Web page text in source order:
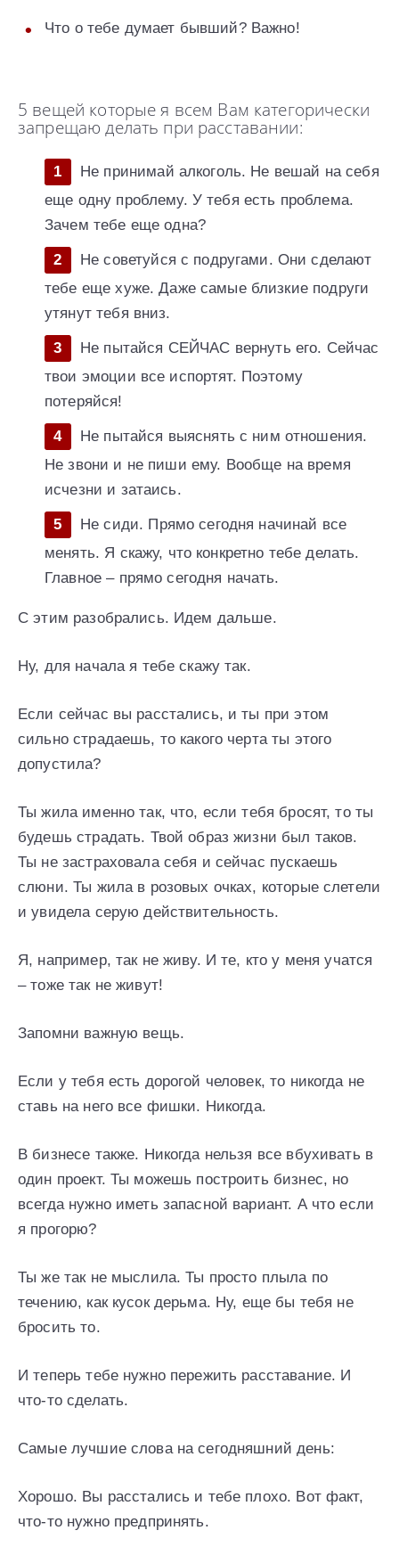
Что о тебе думает бывший? Важно!
5 вещей которые я всем Вам категорически
запрещаю делать при расставании:
Не принимай алкоголь. Не вешай на себя
еще одну проблему. У тебя есть проблема.
Зачем тебе еще одна?
Не советуйся с подругами. Они сделают
тебе еще хуже. Даже самые близкие подруги
утянут тебя вниз.
Не пытайся СЕЙЧАС вернуть его. Сейчас
твои эмоции все испортят. Поэтому
потеряйся!
Не пытайся выяснять с ним отношения.
Не звони и не пиши ему. Вообще на время
исчезни и затаись.
Не сиди. Прямо сегодня начинай все
менять. Я скажу, что конкретно тебе делать.
Главное – прямо сегодня начать.
С этим разобрались. Идем дальше.
Ну, для начала я тебе скажу так.
Если сейчас вы расстались, и ты при этом
сильно страдаешь, то какого черта ты этого
допустила?
Ты жила именно так, что, если тебя бросят, то ты
будешь страдать. Твой образ жизни был таков.
Ты не застраховала себя и сейчас пускаешь
слюни. Ты жила в розовых очках, которые слетели
и увидела серую действительность.
Я, например, так не живу. И те, кто у меня учатся
– тоже так не живут!
Запомни важную вещь.
Если у тебя есть дорогой человек, то никогда не
ставь на него все фишки. Никогда.
В бизнесе также. Никогда нельзя все вбухивать в
один проект. Ты можешь построить бизнес, но
всегда нужно иметь запасной вариант. А что если
я прогорю?
Ты же так не мыслила. Ты просто плыла по
течению, как кусок дерьма. Ну, еще бы тебя не
бросить то.
И теперь тебе нужно пережить расставание. И
что-то сделать.
Самые лучшие слова на сегодняшний день:
Хорошо. Вы расстались и тебе плохо. Вот факт,
что-то нужно предпринять.